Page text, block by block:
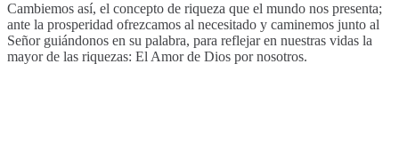
Cambiemos así, el concepto de riqueza que el mundo nos presenta;
ante la prosperidad ofrezcamos al necesitado y caminemos junto al
Señor guiándonos en su palabra, para reflejar en nuestras vidas la
mayor de las riquezas: El Amor de Dios por nosotros.